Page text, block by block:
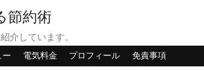
節約術
介しています。
ー 電気料金 プロフィール 免責事項